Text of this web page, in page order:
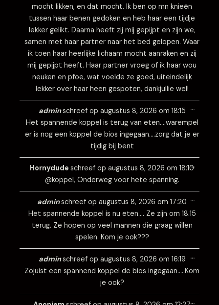
mocht likken, en dat mocht. Ik ben op mn knieën
tussen haar benen gedoken en heb haar een tijdje
lekker gelikt. Daarna heeft zij mij gepijpt en zijn we,
samen met haar partner naar het bed gelopen. Waar
ik toen haar heerlijke lichaam mocht aanraken en zij
mij gepijpt heeft. Haar partner vroeg of ik haar wou
neuken en pfoe, wat voelde ze goed, uiteindelijk
lekker over haar heen gespoten, dankjullie wel!
adminschreef op augustus 8, 2026 om 18:15
Het spannende koppel is terug van eten….warempel
er is nog een koppel de bios ingegaan….zorg dat je er
tijdig bij bent
…
Wissel
deze
Hornydude schreef op augustus 8, 2026 om 18:10
@koppel, Onderweg voor hete spanning.
…
Wissel
deze
adminschreef op augustus 8, 2026 om 17:20
Het spannende koppel is nu eten…. Ze zijn om 18.15
terug. Ze hopen op veel mannen die graag willen
spelen. Kom je ook???
…
Wissel
deze
adminschreef op augustus 8, 2026 om 16:19
Zojuist een spannend koppel de bios ingegaan…..Kom
je ook?
…
Wissel
deze
…
Wissel
deze